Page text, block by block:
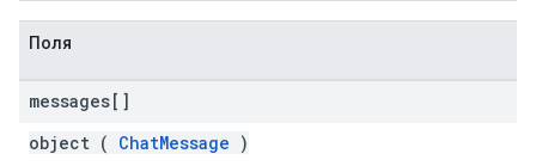
Поля
messages[]
object ( ChatMessage )